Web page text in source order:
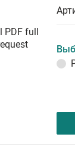
PDF full